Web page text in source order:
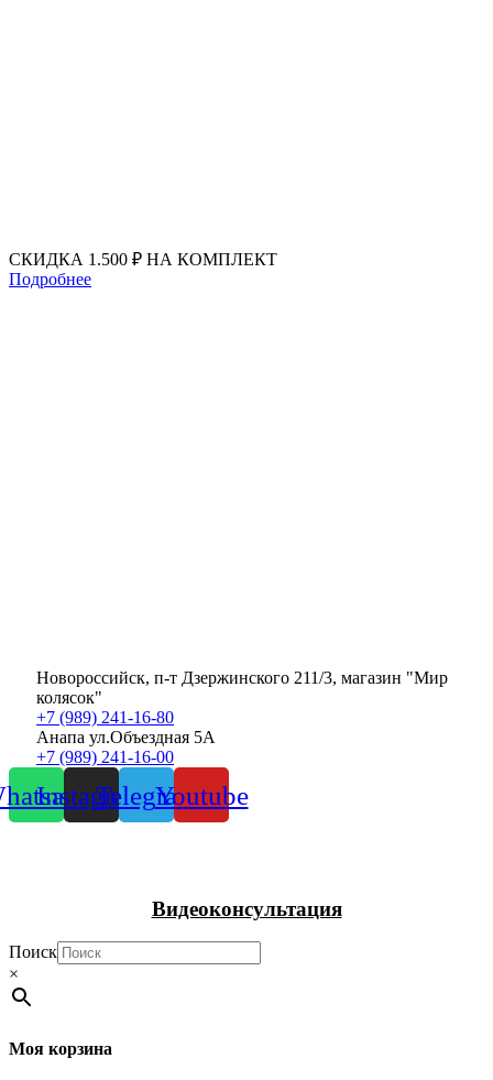
СКИДКА 1.500 ₽ НА КОМПЛЕКТ
Подробнее
Новороссийск, п-т Дзержинского 211/3, магазин "Мир
колясок"
+7 (989) 241-16-80
Анапа ул.Объездная 5А
+7 (989) 241-16-00
InstagramTelegramYoutube
Видеоконсультация
Поиск
×
Моя корзина